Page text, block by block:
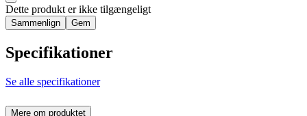
Dette produkt er ikke tilgængeligt
Sammenlign Gem
Specifikationer
Se alle specifikationer
Mere om produktet